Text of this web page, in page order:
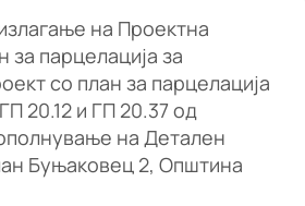
на Проектна
за парцелација за
со план за парцелација
20.12 и ГП 20.37 од
на Детален
Буњаковец 2, Општина